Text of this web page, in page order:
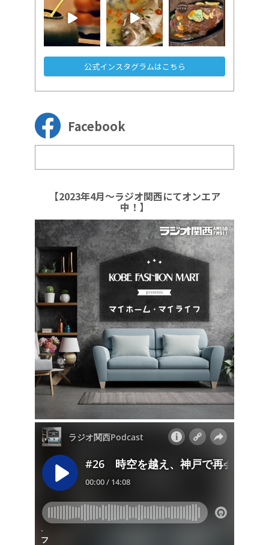
公式インスタグラムはこちら
Facebook
【2023年4月～ラジオ関西にてオンエア
中！】